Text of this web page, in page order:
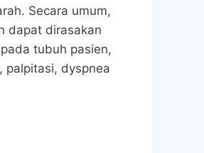
Secara umum,
dapat dirasakan
tubuh pasien,
palpitasi, dyspnea